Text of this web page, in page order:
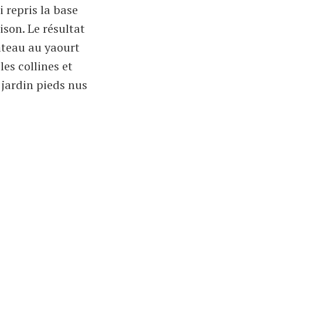
repris la base
Le résultat
au yaourt
collines et
pieds nus